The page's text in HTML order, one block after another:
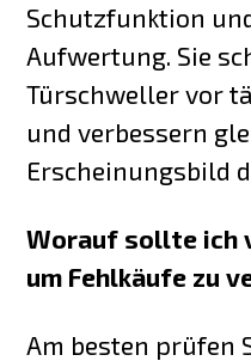
Schutzfunktion
Aufwertung. Sie
Türschweller vor
und verbessern
Erscheinungsbild
Worauf sollte ich
um Fehlkäufe zu
Am besten prüfen